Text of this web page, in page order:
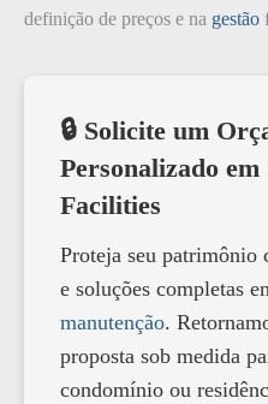
definição de preços e na gestão
🔒 Solicite um
Personalizado em
Facilities
Proteja seu patrimônio
e soluções completas
manutenção.
proposta sob medida
condomínio ou